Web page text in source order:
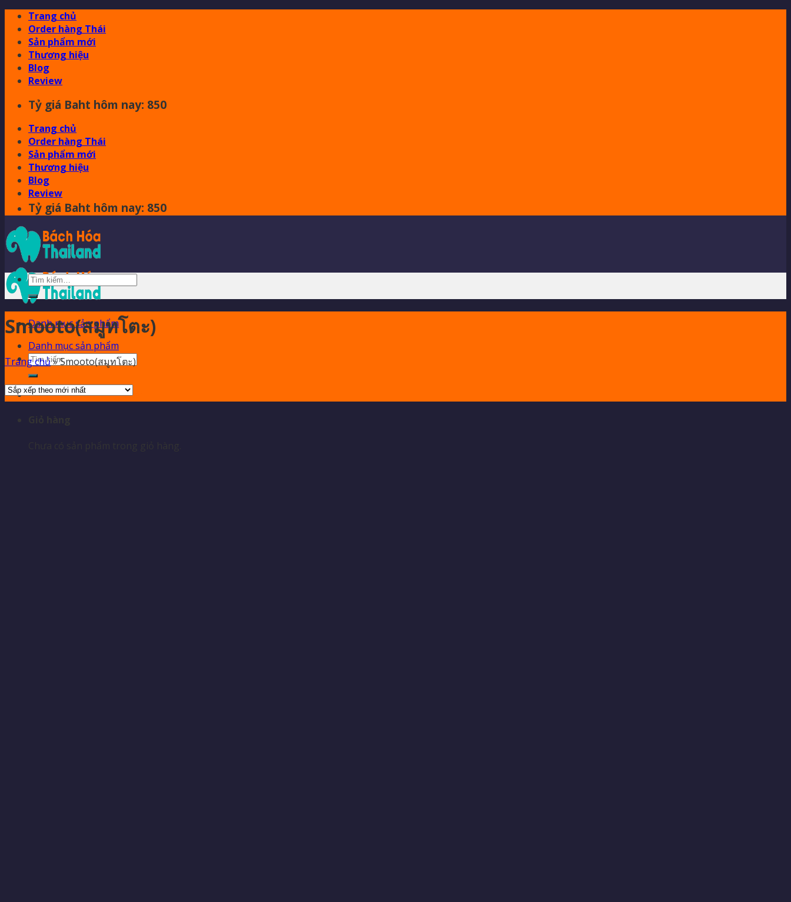
Skip
content
Trang chủ
Order hàng Thái
Sản phẩm mới
Thương hiệu
Blog
Review
Tỷ giá Baht hôm nay: 850
Trang chủ
Order hàng Thái
Sản phẩm mới
Thương hiệu
Blog
Review
Tỷ giá Baht hôm nay: 850
Danh mục sản phẩm
Danh mục sản phẩm
Tìm
kiếm:
Kênh thông tin hàng Thái
Tìm
kiếm:
Smooto(สมูทโตะ)
Trang chủ»Smooto(สมูทโตะ)